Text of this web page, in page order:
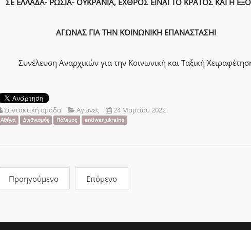
ΣΕ ΕΛΛΑΔΑ- ΡΩΣΙΑ- ΟΥΚΡΑΝΙΑ, ΕΧΘΡΟΣ ΕΙΝΑΙ ΤΟ ΚΡΑΤΟΣ ΚΑΙ Η
ΑΓΩΝΑΣ ΓΙΑ ΤΗΝ ΚΟΙΝΩΝΙΚΗ ΕΠΑΝΑΣΤΑΣΗ!
Συνέλευση Αναρχικών για την Κοινωνική και Ταξική
Συντακτική ομάδα Αγώνες 24 Μαρτίου 2022
Αθήνα Διεθνισμός Πόλεμος antiwar_ukraine
Προηγούμενο Επόμενο